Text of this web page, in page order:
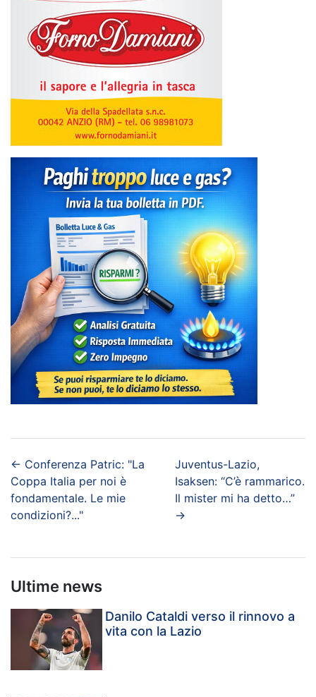
← Conferenza Patric: "La
Coppa Italia per noi è
fondamentale. Le mie
condizioni?..."
Juventus-Lazio,
Isaksen: “C’è rammarico.
Il mister mi ha detto…”
→
Ultime news
Danilo Cataldi verso il rinnovo a
vita con la Lazio